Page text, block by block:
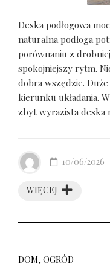
Deska podłogowa
naturalna podłoga
porównaniu z
spokojniejszy rytm.
dobra wszędzie.
kierunku układania.
zbyt wyrazista deska
WIĘCEJ
10/06/2026
DOM, OGRÓD